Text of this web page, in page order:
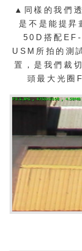
▲同樣的我們
是不是能提
50D搭配
USM所拍的測
置，是我們裁
頭最大光圈